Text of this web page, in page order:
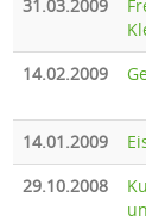
31.03.2009
14.02.2009
14.01.2009
29.10.2008